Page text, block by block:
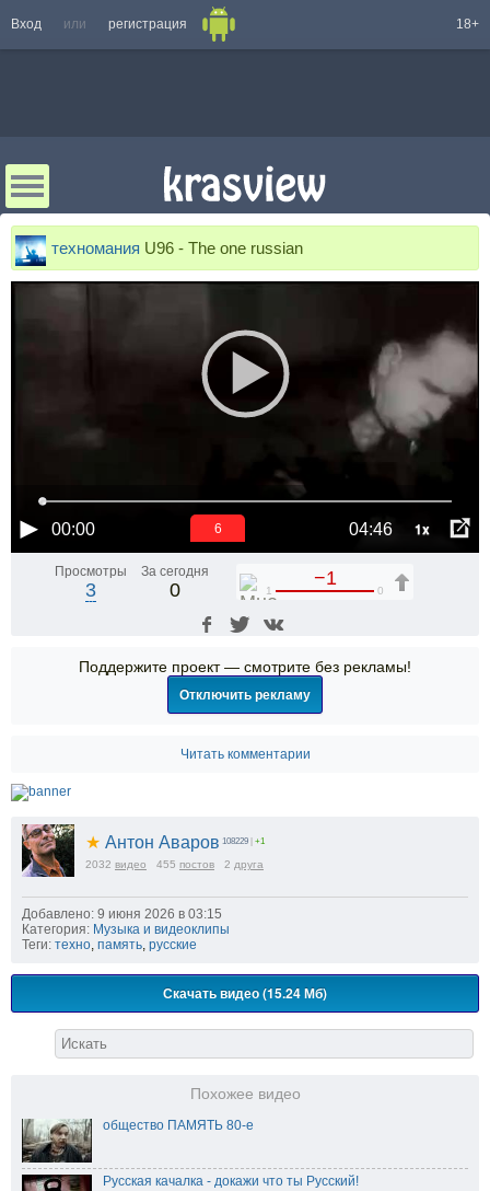
Вход или регистрация 18+
техномания U96 - The one russian
00:00 04:46 1x
6
Просмотры
3
За сегодня
0
−1
1 0
Поддержите проект — смотрите без рекламы!
Отключить рекламу
Читать комментарии
★ Антон Аваров 108229 +1
2032 видео 455 постов 2 друга
Добавлено: 9 июня 2026 в 03:15
Категория: Музыка и видеоклипы
Теги: техно, память, русские
Скачать видео (15.24 Мб)
Похожее видео
общество ПАМЯТЬ 80-е
Русская качалка - докажи что ты Русский!